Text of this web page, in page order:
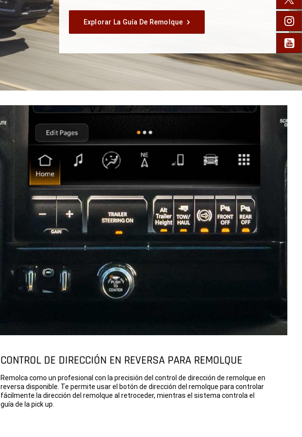
Explorar La Guía De Remolque
CONTROL DE DIRECCIÓN EN REVERSA PARA REMOLQUE
Remolca como un profesional con la precisión del control de dirección de remolque en
reversa disponible. Te permite usar el botón de dirección del remolque para controlar
fácilmente la dirección del remolque al retroceder, mientras el sistema controla el
guía de la pick up.